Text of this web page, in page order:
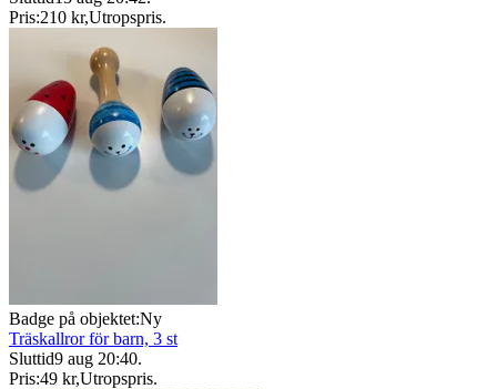
Pris:210 kr,Utropspris.
Badge på objektet:Ny
Träskallror för barn, 3 st
Sluttid9 aug 20:40.
Pris:49 kr,Utropspris.